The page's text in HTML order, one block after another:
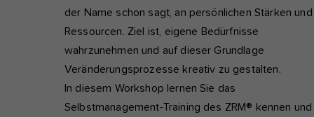
der Name schon sagt, an persönlichen Stärken und
Ressourcen. Ziel ist, eigene Bedürfnisse
wahrzunehmen und auf dieser Grundlage
Veränderungsprozesse kreativ zu gestalten.
In diesem Workshop lernen Sie das
Selbstmanagement-Training des ZRM® kennen und